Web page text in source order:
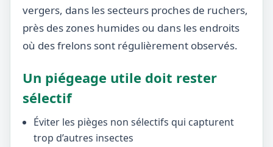
vergers, dans les secteurs proches de ruchers,
près des zones humides ou dans les endroits
où des frelons sont régulièrement observés.
Un piégeage utile doit rester
sélectif
Éviter les pièges non sélectifs qui capturent
trop d’autres insectes